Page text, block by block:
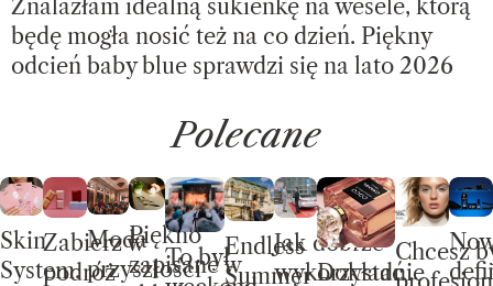
Znalazłam idealną sukienkę na wesele, którą
będę mogła nosić też na co dzień. Piękny
odcień baby blue sprawdzi się na lato 2026
Polecane
Skin
System.
Zabierz w
podróż
Moda
przyszłości
Piękno
zapisane w
To byłEndless
Summer –
Jak dobrze
wykorzystać
Dokładnie
Chcesz